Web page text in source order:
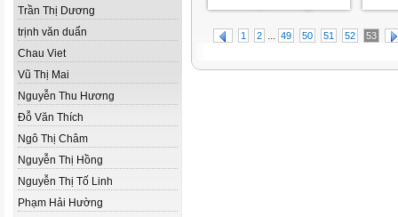
Trần Thị Dương
trịnh văn duẩn
Chau Viet
Vũ Thị Mai
Nguyễn Thu Hương
Đỗ Văn Thích
Ngô Thị Châm
Nguyễn Thị Hồng
Nguyễn Thị Tố Linh
Phạm Hải Hường
1 2 ... 49 50 51 52 53